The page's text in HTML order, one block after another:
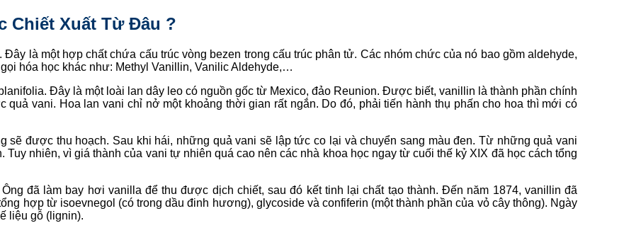
Chiết Xuất Từ Đâu ?
là một hợp chất chứa cấu trúc vòng bezen trong cấu trúc phân tử. Các nhóm chức của nó bao gồm aldehyde,
hóa học khác như: Methyl Vanillin, Vanilic Aldehyde,…
Đây là một loài lan dây leo có nguồn gốc từ Mexico, đảo Reunion. Được biết, vanillin là thành phần chính
vani. Hoa lan vani chỉ nở một khoảng thời gian rất ngắn. Do đó, phải tiến hành thụ phấn cho hoa thì mới có
sẽ được thu hoạch. Sau khi hái, những quả vani sẽ lập tức co lại và chuyển sang màu đen. Từ những quả vani
nhiên, vì giá thành của vani tự nhiên quá cao nên các nhà khoa học ngay từ cuối thế kỷ XIX đã học cách tổng
đã làm bay hơi vanilla để thu được dịch chiết, sau đó kết tinh lại chất tạo thành. Đến năm 1874, vanillin đã
hợp từ isoevnegol (có trong dầu đinh hương), glycoside và confiferin (một thành phần của vỏ cây thông). Ngày
liệu gỗ (lignin).